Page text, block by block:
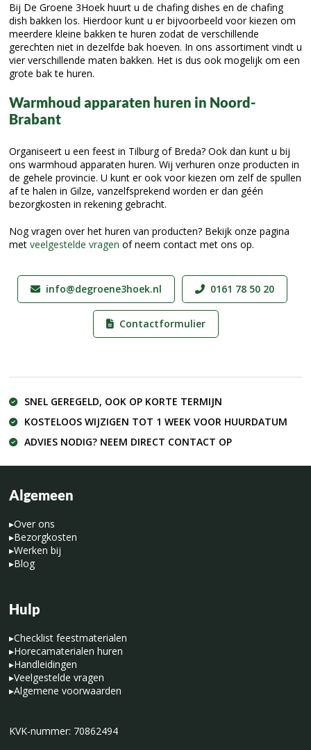
Bij De Groene 3Hoek huurt u de chafing dishes en de chafing
dish bakken los. Hierdoor kunt u er bijvoorbeeld voor kiezen om
meerdere kleine bakken te huren zodat de verschillende
gerechten niet in dezelfde bak hoeven. In ons assortiment vindt u
vier verschillende maten bakken. Het is dus ook mogelijk om een
grote bak te huren.
Warmhoud apparaten huren in Noord-
Brabant
Organiseert u een feest in Tilburg of Breda? Ook dan kunt u bij
ons warmhoud apparaten huren. Wij verhuren onze producten in
de gehele provincie. U kunt er ook voor kiezen om zelf de spullen
af te halen in Gilze, vanzelfsprekend worden er dan géén
bezorgkosten in rekening gebracht.
Nog vragen over het huren van producten? Bekijk onze pagina
met veelgestelde vragen of neem contact met ons op.
info@degroene3hoek.nl 0161 78 50 20
Contactformulier
SNEL GEREGELD, OOK OP KORTE TERMIJN
KOSTELOOS WIJZIGEN TOT 1 WEEK VOOR HUURDATUM
ADVIES NODIG? NEEM DIRECT CONTACT OP
Algemeen
▸Over ons
▸Bezorgkosten
▸Werken bij
▸Blog
Hulp
▸Checklist feestmaterialen
▸Horecamaterialen huren
▸Handleidingen
▸Veelgestelde vragen
▸Algemene voorwaarden
KVK-nummer: 70862494